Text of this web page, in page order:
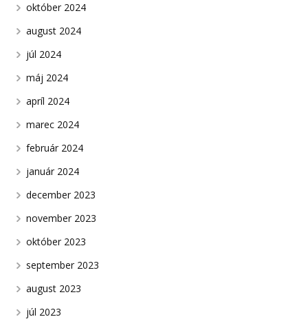
október 2024
august 2024
júl 2024
máj 2024
apríl 2024
marec 2024
február 2024
január 2024
december 2023
november 2023
október 2023
september 2023
august 2023
júl 2023